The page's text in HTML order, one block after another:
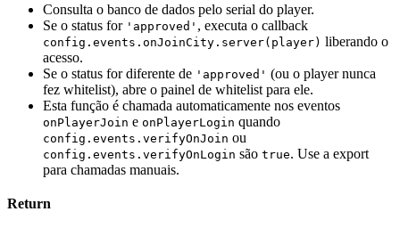
Consulta o banco de dados pelo serial do player.
Se o status for 'approved' , executa o callback
config.events.onJoinCity.server(player) liberando o
acesso.
Se o status for diferente de 'approved' (ou o player nunca
fez whitelist), abre o painel de whitelist para ele.
Esta função é chamada automaticamente nos eventos
onPlayerJoin e onPlayerLogin quando
config.events.verifyOnJoin ou
config.events.verifyOnLogin são true. Use a export
para chamadas manuais.
Return